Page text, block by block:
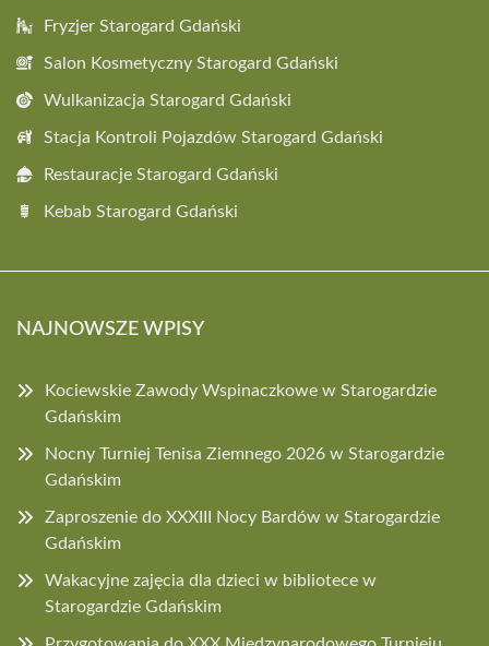
Fryzjer Starogard Gdański
Salon Kosmetyczny Starogard Gdański
Wulkanizacja Starogard Gdański
Stacja Kontroli Pojazdów Starogard Gdański
Restauracje Starogard Gdański
Kebab Starogard Gdański
NAJNOWSZE WPISY
Kociewskie Zawody Wspinaczkowe w Starogardzie
Gdańskim
Nocny Turniej Tenisa Ziemnego 2026 w Starogardzie
Gdańskim
Zaproszenie do XXXIII Nocy Bardów w Starogardzie
Gdańskim
Wakacyjne zajęcia dla dzieci w bibliotece w
Starogardzie Gdańskim